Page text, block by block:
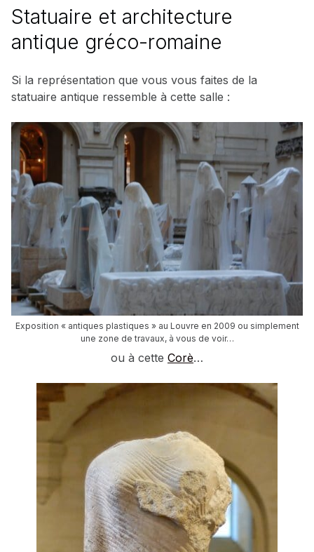
Statuaire et architecture
antique gréco-romaine
Si la représentation que vous vous faites de la
statuaire antique ressemble à cette salle :
Exposition « antiques plastiques » au Louvre en 2009 ou simplement
une zone de travaux, à vous de voir…
ou à cette Corè…